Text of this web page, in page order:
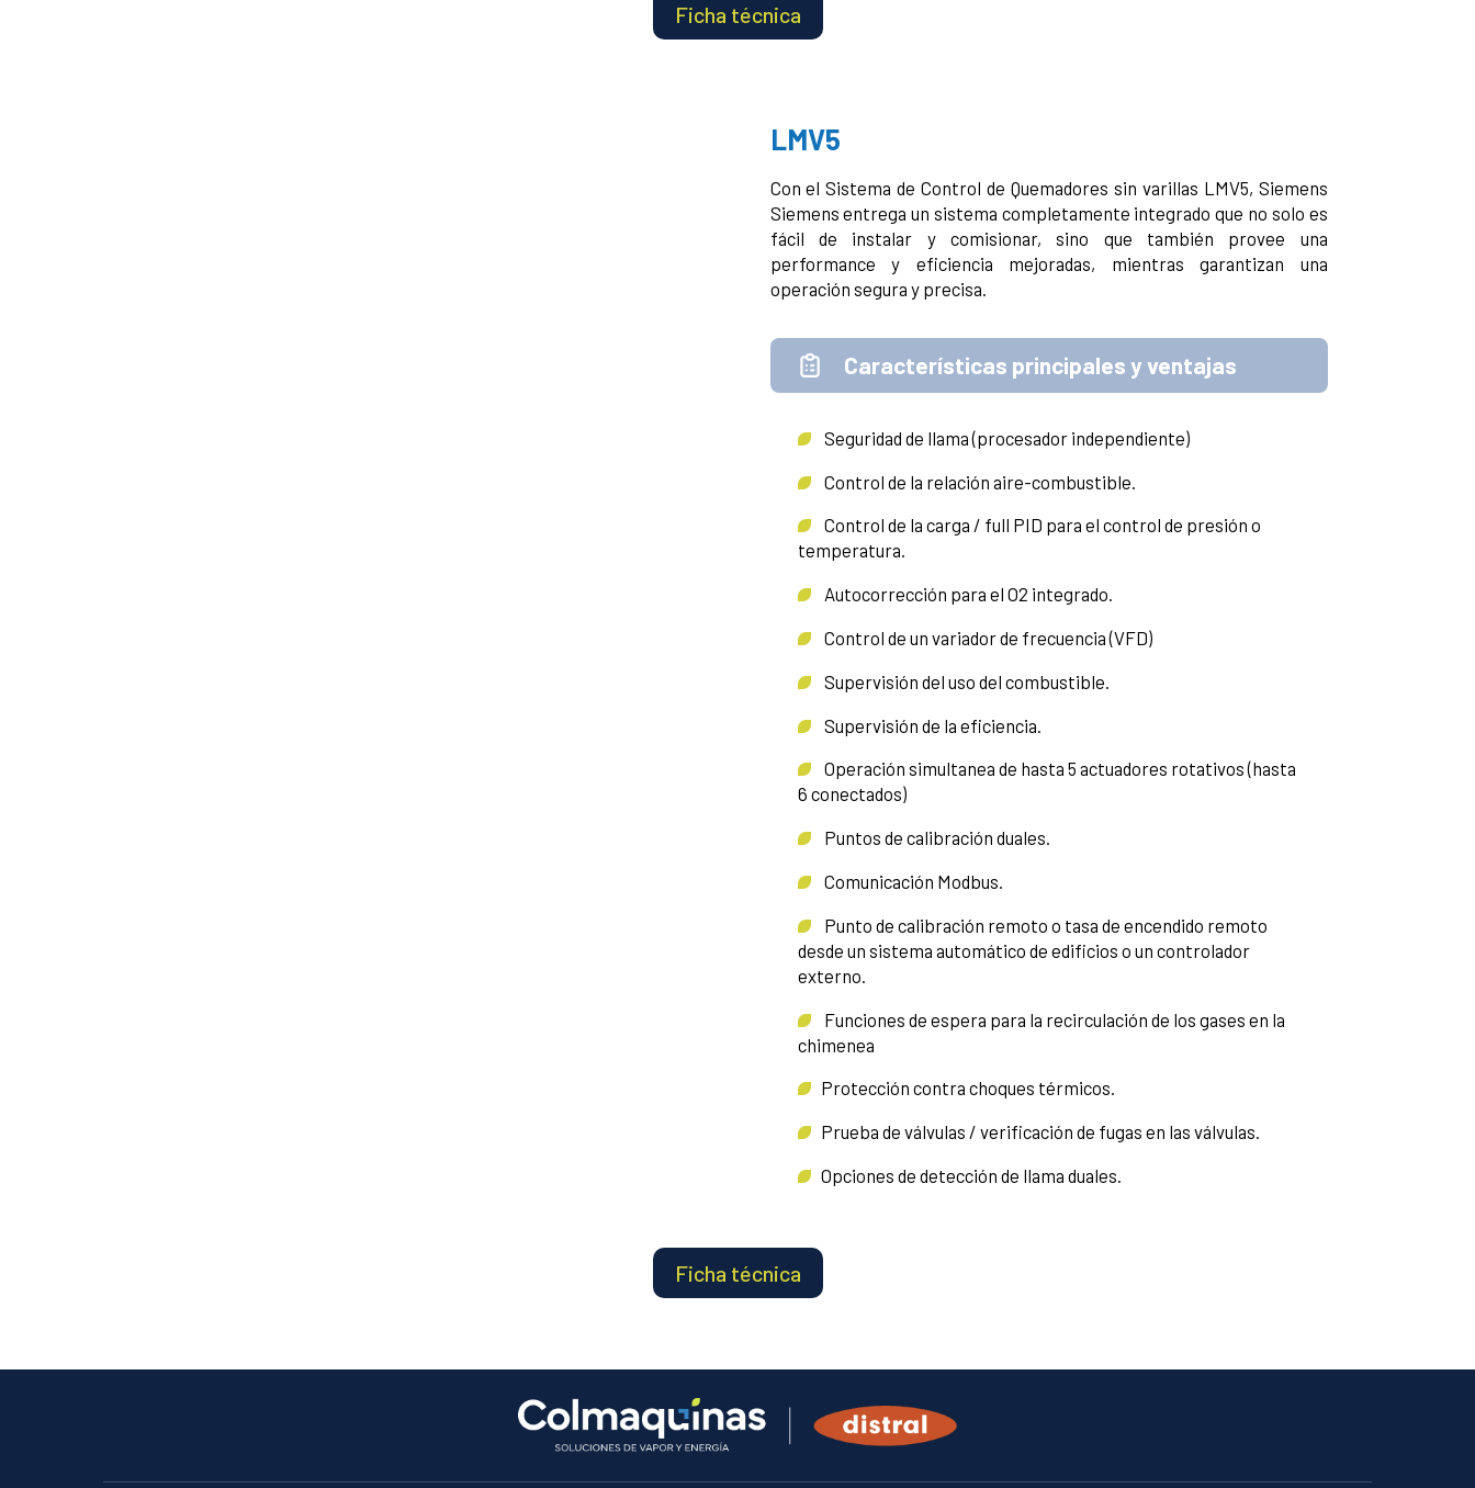
Ficha técnica
LMV5
Con el Sistema de Control de Quemadores sin varillas LMV5, Siemens
Siemens entrega un sistema completamente integrado que no solo es
fácil de instalar y comisionar, sino que también provee una
performance y eficiencia mejoradas, mientras garantizan una
operación segura y precisa.
Características principales y ventajas
Seguridad de llama (procesador independiente)
Control de la relación aire-combustible.
Control de la carga / full PID para el control de presión o
temperatura.
Autocorrección para el O2 integrado.
Control de un variador de frecuencia (VFD)
Supervisión del uso del combustible.
Supervisión de la eficiencia.
Operación simultanea de hasta 5 actuadores rotativos (hasta
6 conectados)
Puntos de calibración duales.
Comunicación Modbus.
Punto de calibración remoto o tasa de encendido remoto
desde un sistema automático de edificios o un controlador
externo.
Funciones de espera para la recirculación de los gases en la
chimenea
Protección contra choques térmicos.
Prueba de válvulas / verificación de fugas en las válvulas.
Opciones de detección de llama duales.
Ficha técnica